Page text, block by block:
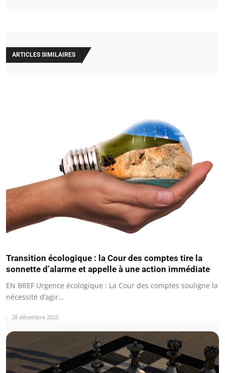
ARTICLES SIMILAIRES
Transition écologique : la Cour des comptes tire la
sonnette d’alarme et appelle à une action immédiate
EN BREF Urgence écologique : La Cour des comptes souligne la
nécessité d’agir…
28 décembre 2025